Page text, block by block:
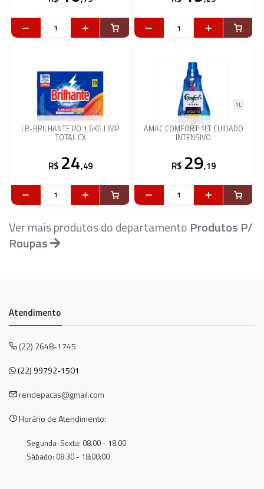
LR-BRILHANTE PO 1,6KG LIMP
TOTAL CX
R$ 24,49
AMAC COMFORT 1LT CUIDADO
INTENSIVO
1L
R$ 29,19
Ver mais produtos do departamento Produtos P/
Roupas
Atendimento
(22) 2648-1745
(22) 99792-1501
rendepacas@gmail.com
Horário de Atendimento:
Segunda-Sexta: 08.00 - 18.00
Sábado: 08.30 - 18:00:00